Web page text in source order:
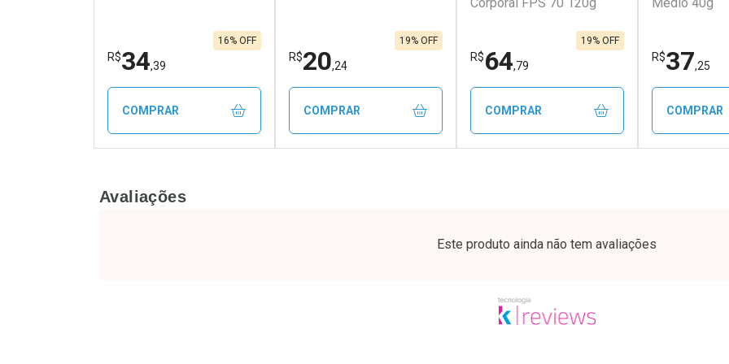
R$34,39
16% OFF
COMPRAR
Laboratório
Por Menos
R$20,24
19% OFF
COMPRAR
R$64,79
19% OFF
COMPRAR
R$37,25
COMPRAR
Avaliações
Este produto ainda não tem avaliações